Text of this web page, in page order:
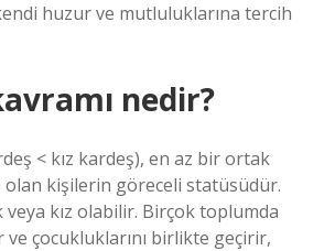
huzur ve mutluluklarına tercih
nedir?
< kız kardeş), en az bir ortak
olan kişilerin göreceli statüsüdür.
kız olabilir. Birçok toplumda
çocukluklarını birlikte geçirir,